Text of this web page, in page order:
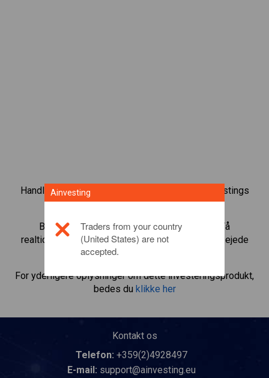
Handl over 1.000 internationale aktier med Ainvestings
CFD-handelsplatform.
Begynd at handle CFD’er medMcDonalds
. Få
realtidskurser og aktieudbytte, som hvis du selv ejede
For yderligere oplysninger om dette investeringsprodukt,
bedes du klikke her
Kontakt os
Telefon: +359(2)4928497
E-mail: support@ainvesting.eu
Ainvesting
Traders from your country
(United States) are not
accepted.